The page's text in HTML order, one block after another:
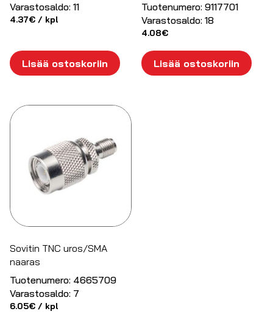
Varastosaldo: 11
4.37€ / kpl
Lisää ostoskoriin
Tuotenumero: 9117701
Varastosaldo: 18
4.08€
Lisää ostoskoriin
Sovitin TNC uros/SMA
naaras
Tuotenumero: 4665709
Varastosaldo: 7
6.05€ / kpl